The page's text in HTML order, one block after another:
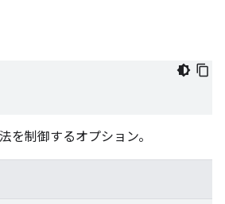
を制御するオプション。